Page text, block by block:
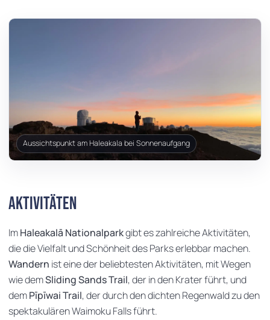
Aussichtspunkt am Haleakala bei Sonnenaufgang
Aktivitäten
ImHaleakalā Nationalparkgibt es zahlreiche Aktivitäten,
die die Vielfalt und Schönheit des Parks erlebbar machen.
Wandern ist eine der beliebtesten Aktivitäten, mit Wegen
wie demSliding Sands Trail, der in den Krater führt, und
demPīpīwai Trail, der durch den dichten Regenwald zu den
spektakulären Waimoku Falls führt.